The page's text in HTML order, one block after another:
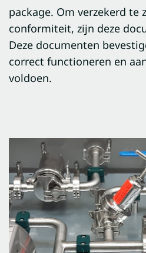
package. Om verzekerd te
conformiteit, zijn deze
Deze documenten
correct functioneren en
voldoen.